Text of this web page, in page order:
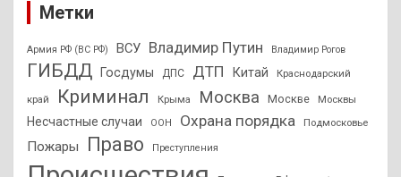
Метки
Армия РФ (ВС РФ) ВСУ Владимир Путин Владимир Рогов
ГИБДД Госдумы ДПС ДТП Китай Краснодарский
край Криминал Крыма Москва Москве Москвы
Несчастные случаи ООН Охрана порядка Подмосковье
Пожары Право Преступления